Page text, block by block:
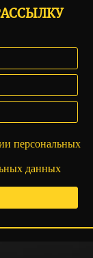
персональных
данных